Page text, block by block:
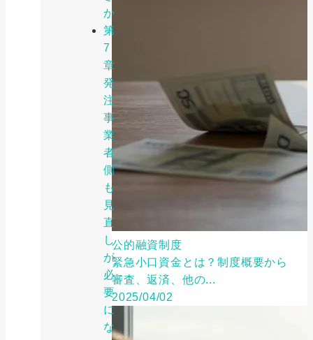
か
第
7
章
発
注
事
業
者
側
も
見
直
し
が
必
要
に
な
公的融資制度
緊急小口資金とは？制度概要から
審査、返済、他の...
2025/04/02